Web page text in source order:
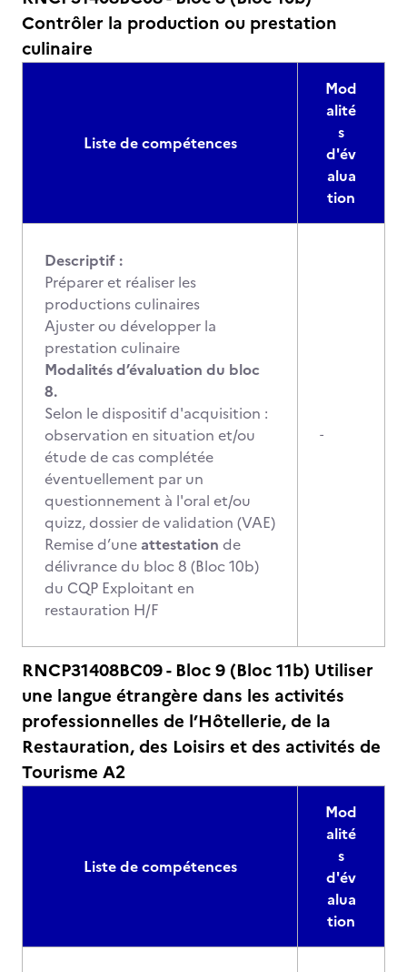
Contrôler la production ou prestation
culinaire
Liste de compétences
Mod
alité
s
d'év
alua
tion
Descriptif :
Préparer et réaliser les
productions culinaires
Ajuster ou développer la
prestation culinaire
Modalités d’évaluation du bloc
8.
Selon le dispositif d'acquisition :
observation en situation et/ou
étude de cas complétée
éventuellement par un
questionnement à l'oral et/ou
quizz, dossier de validation (VAE)
Remise d’une attestation de
délivrance du bloc 8 (Bloc 10b)
du CQP Exploitant en
restauration H/F
-
RNCP31408BC09 - Bloc 9 (Bloc 11b) Utiliser
une langue étrangère dans les activités
professionnelles de l’Hôtellerie, de la
Restauration, des Loisirs et des activités de
Tourisme A2
Liste de compétences
Mod
alité
s
d'év
alua
tion